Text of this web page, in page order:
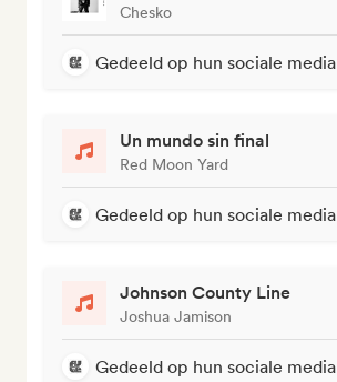
Chesko
Gedeeld op hun sociale media
Un mundo sin final
Red Moon Yard
Gedeeld op hun sociale media
Johnson County Line
Joshua Jamison
Gedeeld op hun sociale media